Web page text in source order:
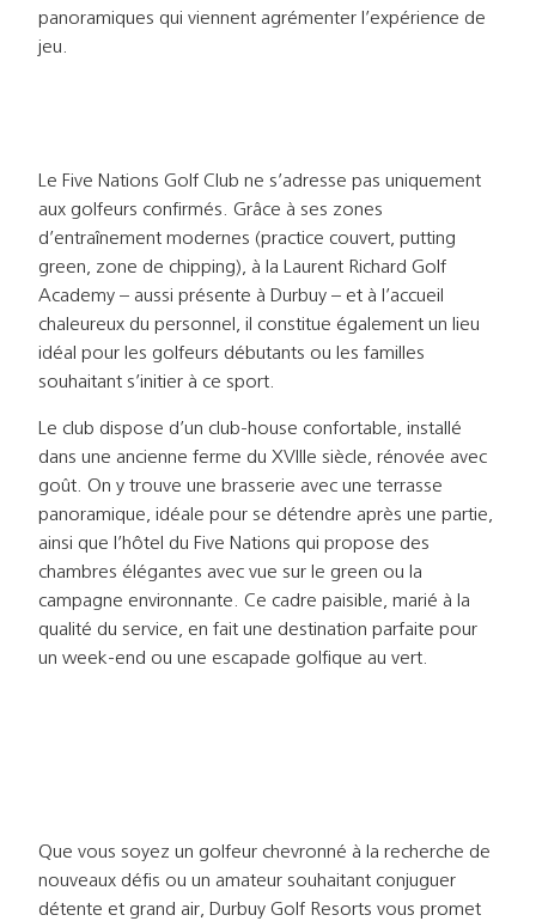
panoramiques qui viennent agrémenter l’expérience de
jeu.
Le Five Nations Golf Club ne s’adresse pas uniquement
aux golfeurs confirmés. Grâce à ses zones
d’entraînement modernes (practice couvert, putting
green, zone de chipping), à la Laurent Richard Golf
Academy – aussi présente à Durbuy – et à l’accueil
chaleureux du personnel, il constitue également un lieu
idéal pour les golfeurs débutants ou les familles
souhaitant s’initier à ce sport.
Le club dispose d’un club-house confortable, installé
dans une ancienne ferme du XVIIIe siècle, rénovée avec
goût. On y trouve une brasserie avec une terrasse
panoramique, idéale pour se détendre après une partie,
ainsi que l’hôtel du Five Nations qui propose des
chambres élégantes avec vue sur le green ou la
campagne environnante. Ce cadre paisible, marié à la
qualité du service, en fait une destination parfaite pour
un week-end ou une escapade golfique au vert.
Que vous soyez un golfeur chevronné à la recherche de
nouveaux défis ou un amateur souhaitant conjuguer
détente et grand air, Durbuy Golf Resorts vous promet